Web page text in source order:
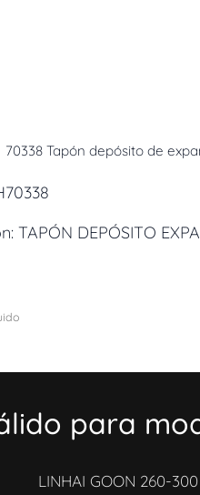
70338 Tapón depósito de
TAPÓN DEPÓSITO
para
LINHAI GOON 260-300